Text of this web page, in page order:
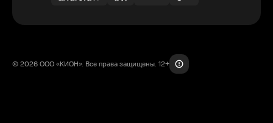
© 2026 ООО «КИОН». Все права защищены. 12+